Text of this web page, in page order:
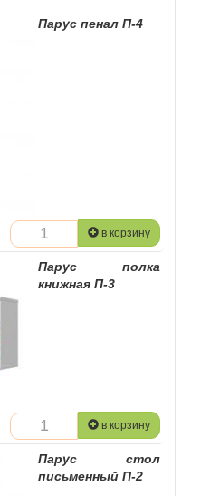
Парус пенал П-4
в корзину
Парус полка
книжная П-3
в корзину
Парус стол
письменный П-2